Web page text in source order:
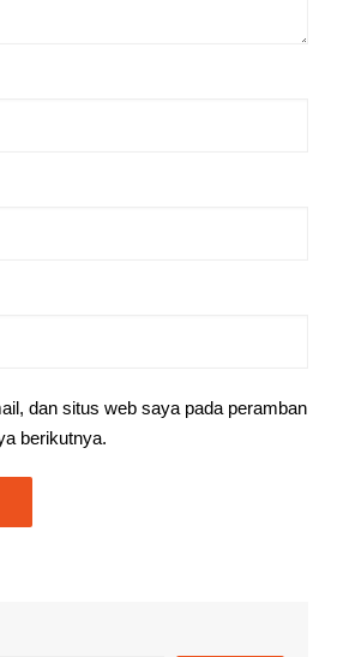
dan situs web saya pada peramban
berikutnya.